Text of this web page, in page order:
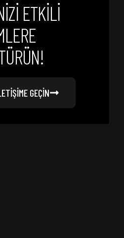
ETKİLİ
GEÇİN